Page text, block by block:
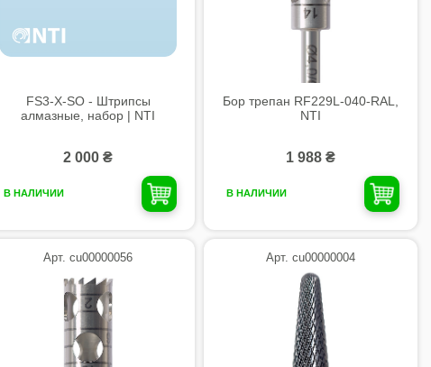
FS3-X-SO - Штрипсы
алмазные, набор | NTI
2 000 ₴
В НАЛИЧИИ
Бор трепан RF229L-040-RAL,
NTI
1 988 ₴
В НАЛИЧИИ
Арт. cu00000056 Арт. cu00000004